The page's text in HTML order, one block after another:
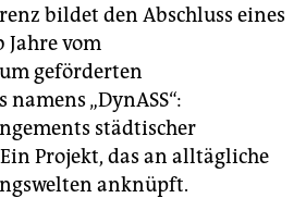
bildet den Abschluss eines
vom
geförderten
„DynASS“:
städtischer
Projekt, das an alltägliche
anknüpft.